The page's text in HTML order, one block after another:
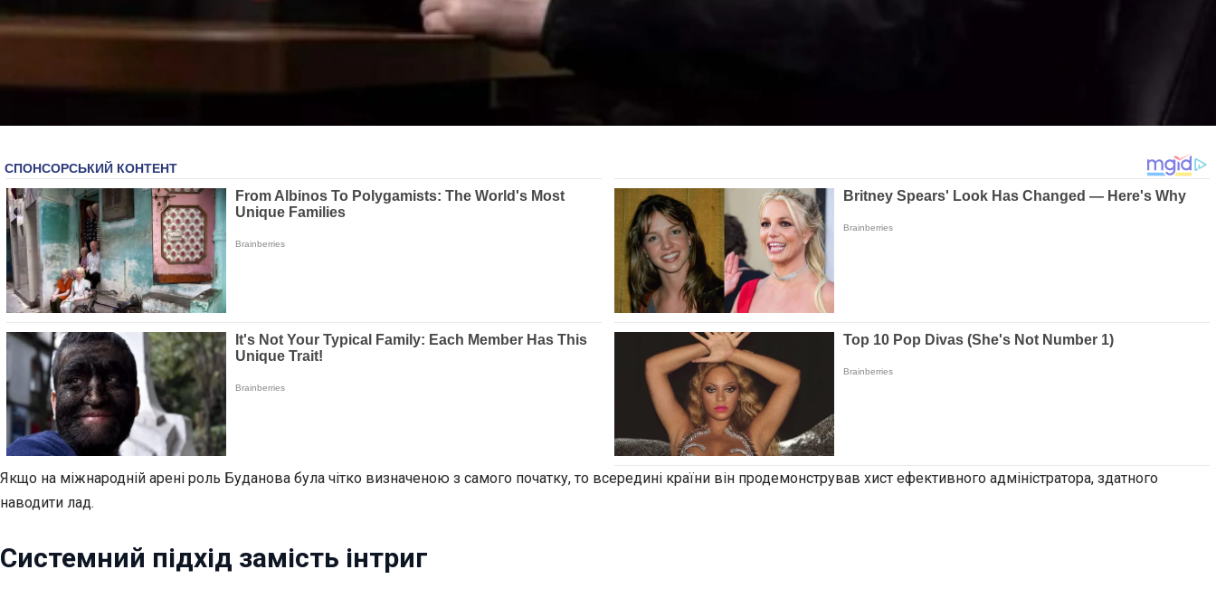
Якщо на міжнародній арені роль Буданова була чітко визначеною з самого початку, то всередині країни він продемонстрував хист ефективного адміністратора, здатного
наводити лад.
Системний підхід замість інтриг